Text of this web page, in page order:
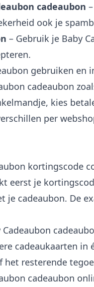
cadeaubon
ook je
– Gebruik je Baby
gebruiken en
cadeaubon
kies
per
kortingscode
eerst je
je cadeaubon. De
cadeaukaarten
het resterende
cadeaubon